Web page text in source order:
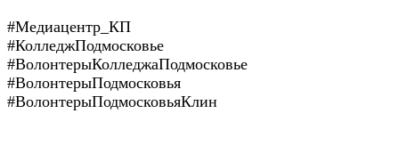
#Медиацентр_КП
#КолледжПодмосковье
#ВолонтерыКолледжаПодмосковье
#ВолонтерыПодмосковья
#ВолонтерыПодмосковьяКлин